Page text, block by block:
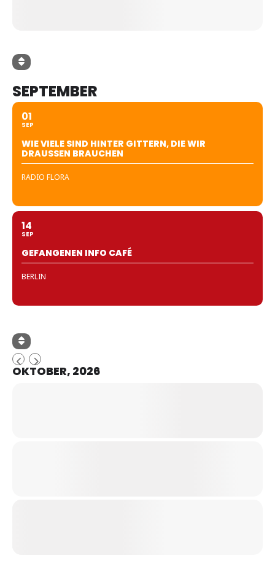
SEPTEMBER
01
SEP
WIE VIELE SIND HINTER GITTERN, DIE WIR
DRAUSSEN BRAUCHEN
RADIO FLORA
14
SEP
GEFANGENEN INFO CAFÉ
BERLIN
OKTOBER, 2026